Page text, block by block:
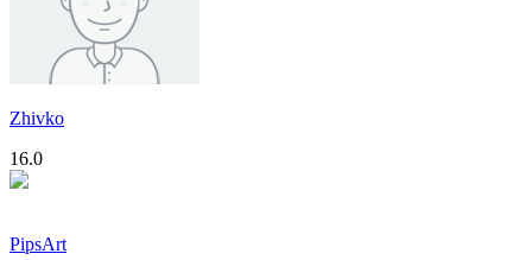
Zhivko
16.0
PipsArt